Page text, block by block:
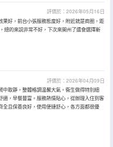
評價於：2026年05月16日
果好，前台小張服務態度好，附近就是商圈，距
總的來説非常不好，下次來開州了還會選擇新
評價於：2026年04月09日
中取靜，整體格調温馨大氣。衞生做得特別細
適，早餐豐富。服務熱情貼心，從辦理入住到客
全且保養良好，使用便捷舒心，各方面都很優